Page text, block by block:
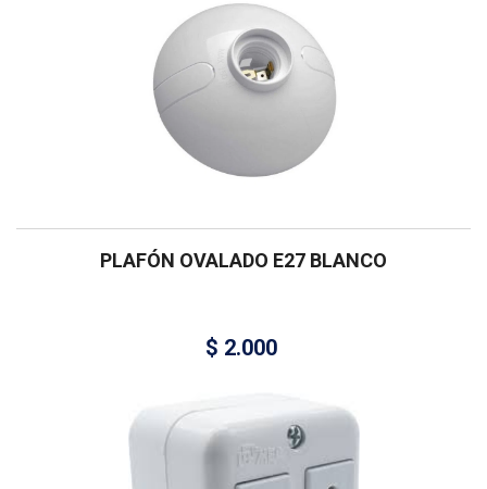
PLAFÓN OVALADO E27 BLANCO
$ 2.000